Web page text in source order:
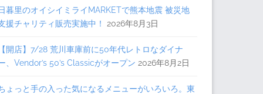
暮里のオイシイミライMARKETで熊本地震 被災地
援チャリティ販売実施中！
2026年8月3日
開店】7/28 荒川車庫前に50年代レトロなダイナ
、Vendor’s 50’s Classicがオープン 2026年8月2日
ょっと手の入った気になるメニューがいろいろ。東